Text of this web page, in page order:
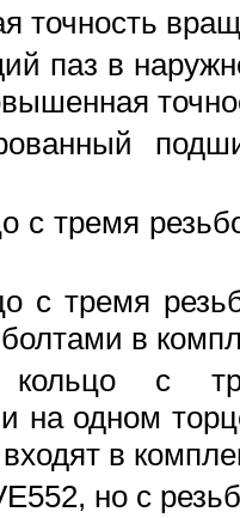
точность
паз в
с тремя
с тремя
в
кольцо с
на одном
в
но с